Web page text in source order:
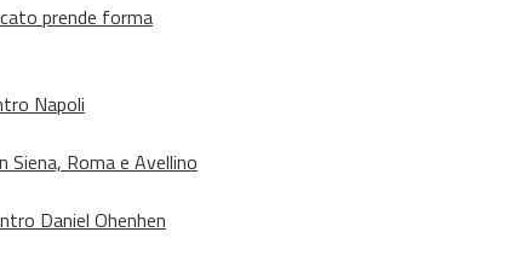
prende forma
Napoli
Siena, Roma e Avellino
Daniel Ohenhen